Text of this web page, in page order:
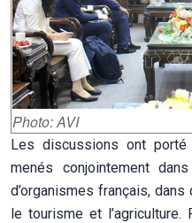
Photo: AVI
Les discussions ont porté
menés conjointement
d’organismes français,
le tourisme et